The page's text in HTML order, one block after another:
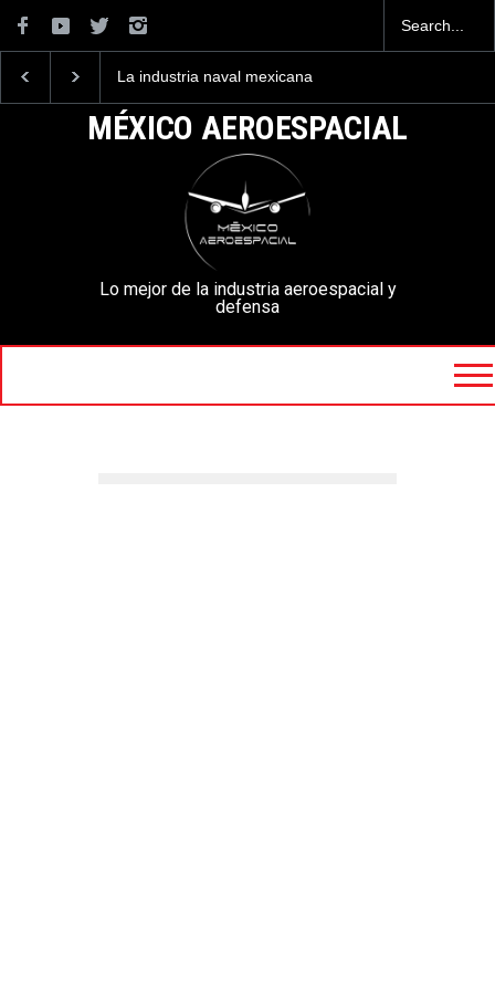
La industria naval mexicana
la Armada de México
Entrenar a un piloto para
mexicanos cuesta 2.9
millones de dólares
MÉXICO AEROESPACIAL
Lo mejor de la industria aeroespacial y
defensa